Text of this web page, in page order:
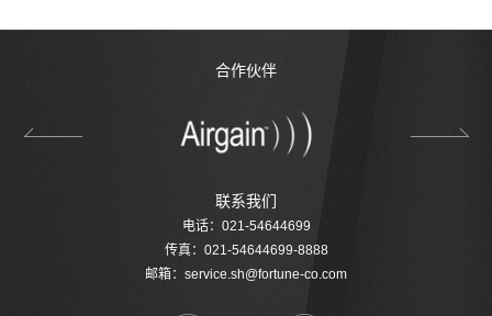
合作伙伴
联系我们
电话：021-54644699
传真：021-54644699-8888
邮箱： service.sh@fortune-co.com